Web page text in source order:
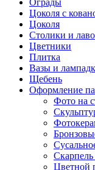
Ограды
Цоколя с
Цоколя
Столики и
Цветники
Плитка
Вазы и
Щебень
Оформление
Фото на
Скарпель
Цветной